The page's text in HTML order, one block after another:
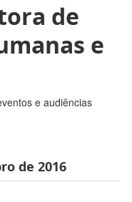
de
e
e audiências
de 2016